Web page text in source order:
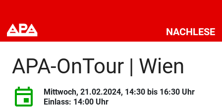
NACHLESE
APA-OnTour | Wien
Mittwoch, 21.02.2024, 14:30 bis 16:30 Uhr
Einlass: 14:00 Uhr